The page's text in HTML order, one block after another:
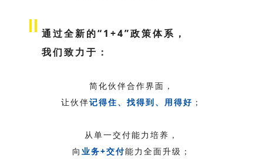
通过全新的“1+4”政策体系，
我们致力于：
简化伙伴合作界面，
让伙伴记得住、找得到、用得好 ；
从单一交付能力培养，
向 业务+交付能力全面升级；